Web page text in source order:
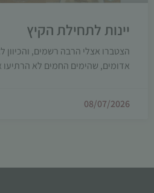
יינות לתחילת הקיץ
הצטברו אצלי הרבה רשמים, והכיוון
אדומים, שהימים החמים לא הרתיעו
08/07/2026